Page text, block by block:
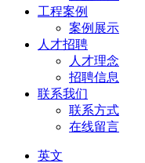
工程案例
案例展示
人才招聘
人才理念
招聘信息
联系我们
联系方式
在线留言
英文